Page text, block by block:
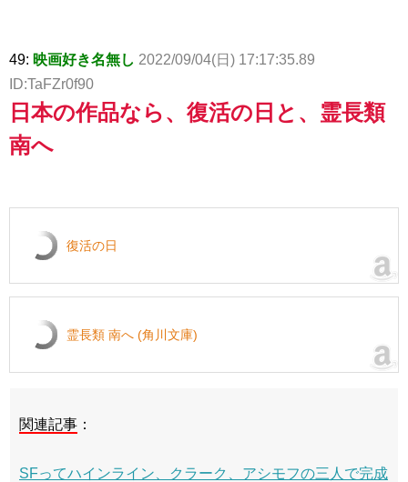
49: 映画好き名無し 2022/09/04(日) 17:17:35.89
ID:TaFZr0f90
日本の作品なら、復活の日と、霊長類
南へ
復活の日
霊長類 南へ (角川文庫)
関連記事 ：
SFってハインライン、クラーク、アシモフの三人で完成